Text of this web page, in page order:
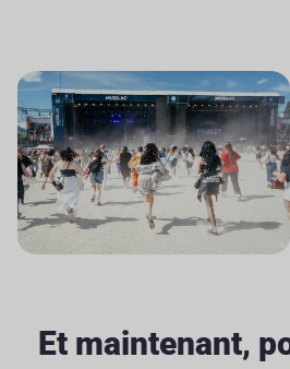
Et maintenant,